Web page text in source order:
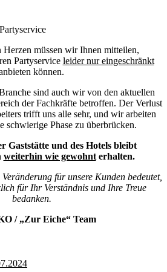
müssen wir Ihnen mitteilen,
Partyservice leider nur eingeschränkt
können.
sind auch wir von den aktuellen
der Fachkräfte betroffen. Der Verlust
trifft uns alle sehr, und wir arbeiten
schwierige Phase zu überbrücken.
Gaststätte und des Hotels bleibt
weiterhin wie gewohnterhalten.
für unsere Kunden bedeutet,
für Ihr Verständnis und Ihre Treue
bedanken.
/ „Zur Eiche“ Team